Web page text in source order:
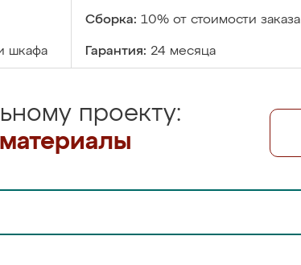
Сборка: 10% от стоимости заказа
шкафа Гарантия: 24 месяца
проекту: